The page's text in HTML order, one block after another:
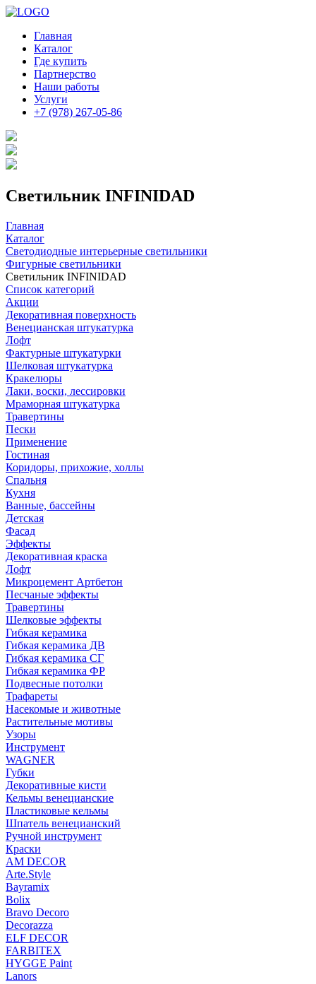
Главная
Каталог
Где купить
Партнерство
Наши работы
Услуги
+7 (978) 267-05-86
Светильник INFINIDAD
Главная
Каталог
Светодиодные интерьерные светильники
Фигурные светильники
Светильник INFINIDAD
Список категорий
Акции
Декоративная поверхность
Венецианская штукатурка
Лофт
Фактурные штукатурки
Шелковая штукатурка
Кракелюры
Лаки, воски, лессировки
Мраморная штукатурка
Травертины
Пески
Применение
Гостиная
Коридоры, прихожие, холлы
Спальня
Кухня
Ванные, бассейны
Детская
Фасад
Эффекты
Декоративная краска
Лофт
Микроцемент Артбетон
Песчаные эффекты
Травертины
Шелковые эффекты
Гибкая керамика
Гибкая керамика ДВ
Гибкая керамика СГ
Гибкая керамика ФР
Подвесные потолки
Трафареты
Насекомые и животные
Растительные мотивы
Узоры
Инструмент
WAGNER
Губки
Декоративные кисти
Кельмы венецианские
Пластиковые кельмы
Шпатель венецианский
Ручной инструмент
Краски
AM DECOR
Arte.Style
Bayramix
Bolix
Bravo Decoro
Decorazza
ELF DECOR
FARBITEX
HYGGE Paint
Lanors